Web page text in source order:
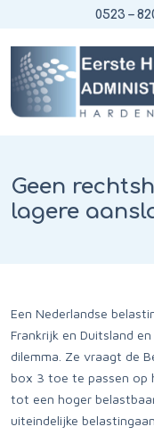
0523 –
Geen
lagere
Een Nederlandse
Frankrijk en Duitsland
dilemma. Ze vraagt de
box 3 toe te passen op
tot een hoger
uiteindelijke